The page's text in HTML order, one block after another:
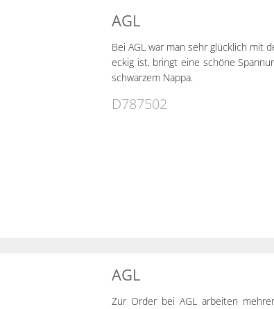
AGL
Bei AGL war man sehr glücklich mit
eckig ist, bringt eine schöne
schwarzem Nappa.
D787502
AGL
Zur Order bei AGL arbeiten